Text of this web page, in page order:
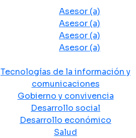
Asesor (a)
Asesor (a)
Asesor (a)
Asesor (a)
Tecnologías de la información y
comunicaciones
Gobierno y convivencia
Desarrollo social
Desarrollo económico
Salud